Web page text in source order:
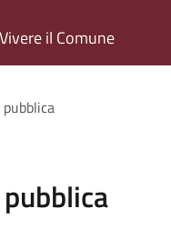
Vivere il Comune